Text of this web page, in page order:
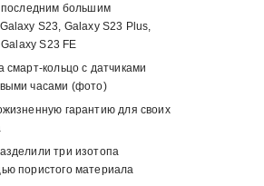
последним большим
S23, Galaxy S23 Plus,
S23 FE
смарт-кольцо с датчиками
часами (фото)
гарантию для своих
три изотопа
пористого материала